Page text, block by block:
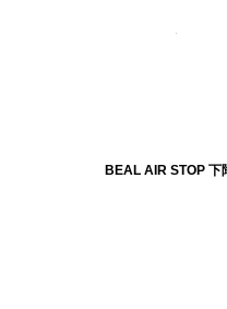
BEAL AIR STOP 下